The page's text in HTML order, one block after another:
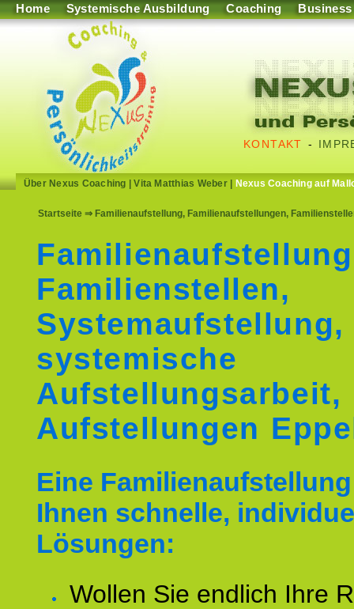
Home Systemische Ausbildung Coaching Business
KONTAKT -
Über Nexus Coaching |Vita Matthias Weber| Nexus Coaching auf
Startseite ⇒ Familienaufstellung, Familienaufstellungen,
Familienstellen,
Systemaufstellung,
systemische
Aufstellungsarbeit,
Aufstellungen
Eine
Ihnen schnelle,
Lösungen:
Wollen Sie endlich Ihre